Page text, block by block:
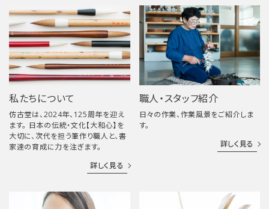
私たちについて
仿古堂は、2024年、125周年を迎え
ます。 日本の伝統・文化【大和心】を
大切に、次代を担う筆作り職人と、書
家達の育成に力を注ぎます。
詳しく見る
職人・スタッフ紹介
日々の作業、作業風景をご紹介しま
す。
詳しく見る